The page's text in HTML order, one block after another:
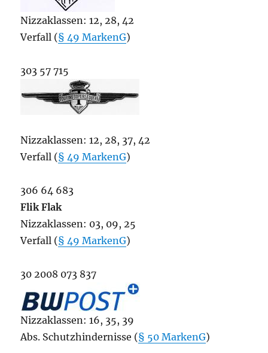
Nizzaklassen: 12, 28, 42
Verfall (§ 49 MarkenG)
303 57 715
Nizzaklassen: 12, 28, 37, 42
Verfall (§ 49 MarkenG)
306 64 683
Flik Flak
Nizzaklassen: 03, 09, 25
Verfall (§ 49 MarkenG)
30 2008 073 837
Nizzaklassen: 16, 35, 39
Abs. Schutzhindernisse (§ 50 MarkenG)